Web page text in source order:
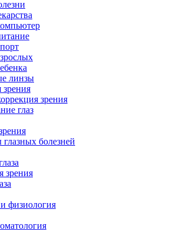
линзы
зрения
зрения
глаз
болезней
зрения
физиология